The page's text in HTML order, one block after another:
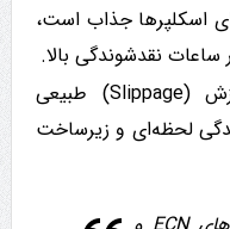
اسکلپرها جذاب است،
ساعات نقدشوندگی بالا.
در خبرتریدینگ شدید، لغزش (Slippage) طبیعی
لحظه‌ای و زیرساخت